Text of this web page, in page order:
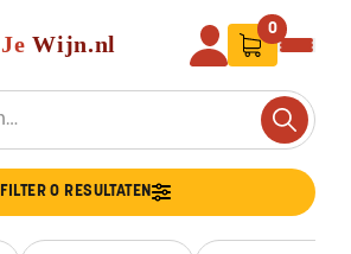
Search
0
FILTER 0 RESULTATEN